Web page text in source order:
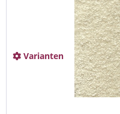
Varianten